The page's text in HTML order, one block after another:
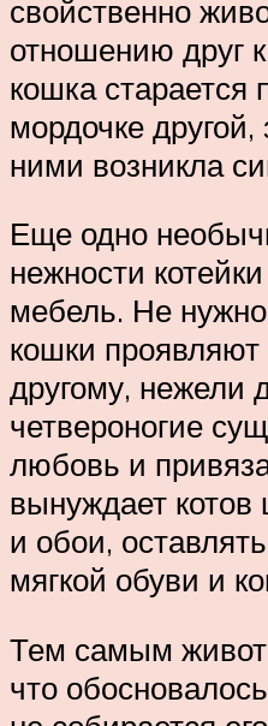
свойственно
отношению друг
кошка старается
мордочке
ними возникла
Еще одно
нежности
мебель. Не
кошки
другому, нежели
четвероногие
любовь и
вынуждает котов
и обои,
мягкой обуви и
Тем самым
что